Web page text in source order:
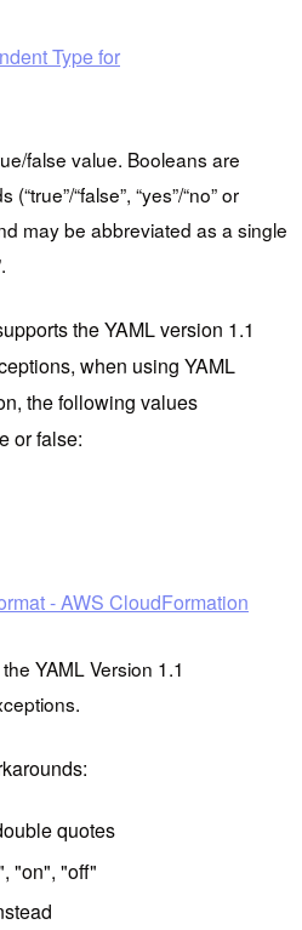
Type for
false value. Booleans are
“false”, “yes”/“no” or
may be abbreviated as a single
the YAML version 1.1
when using YAML
the following values
or false:
- AWS CloudFormation
YAML Version 1.1
quotes
"on", "off"